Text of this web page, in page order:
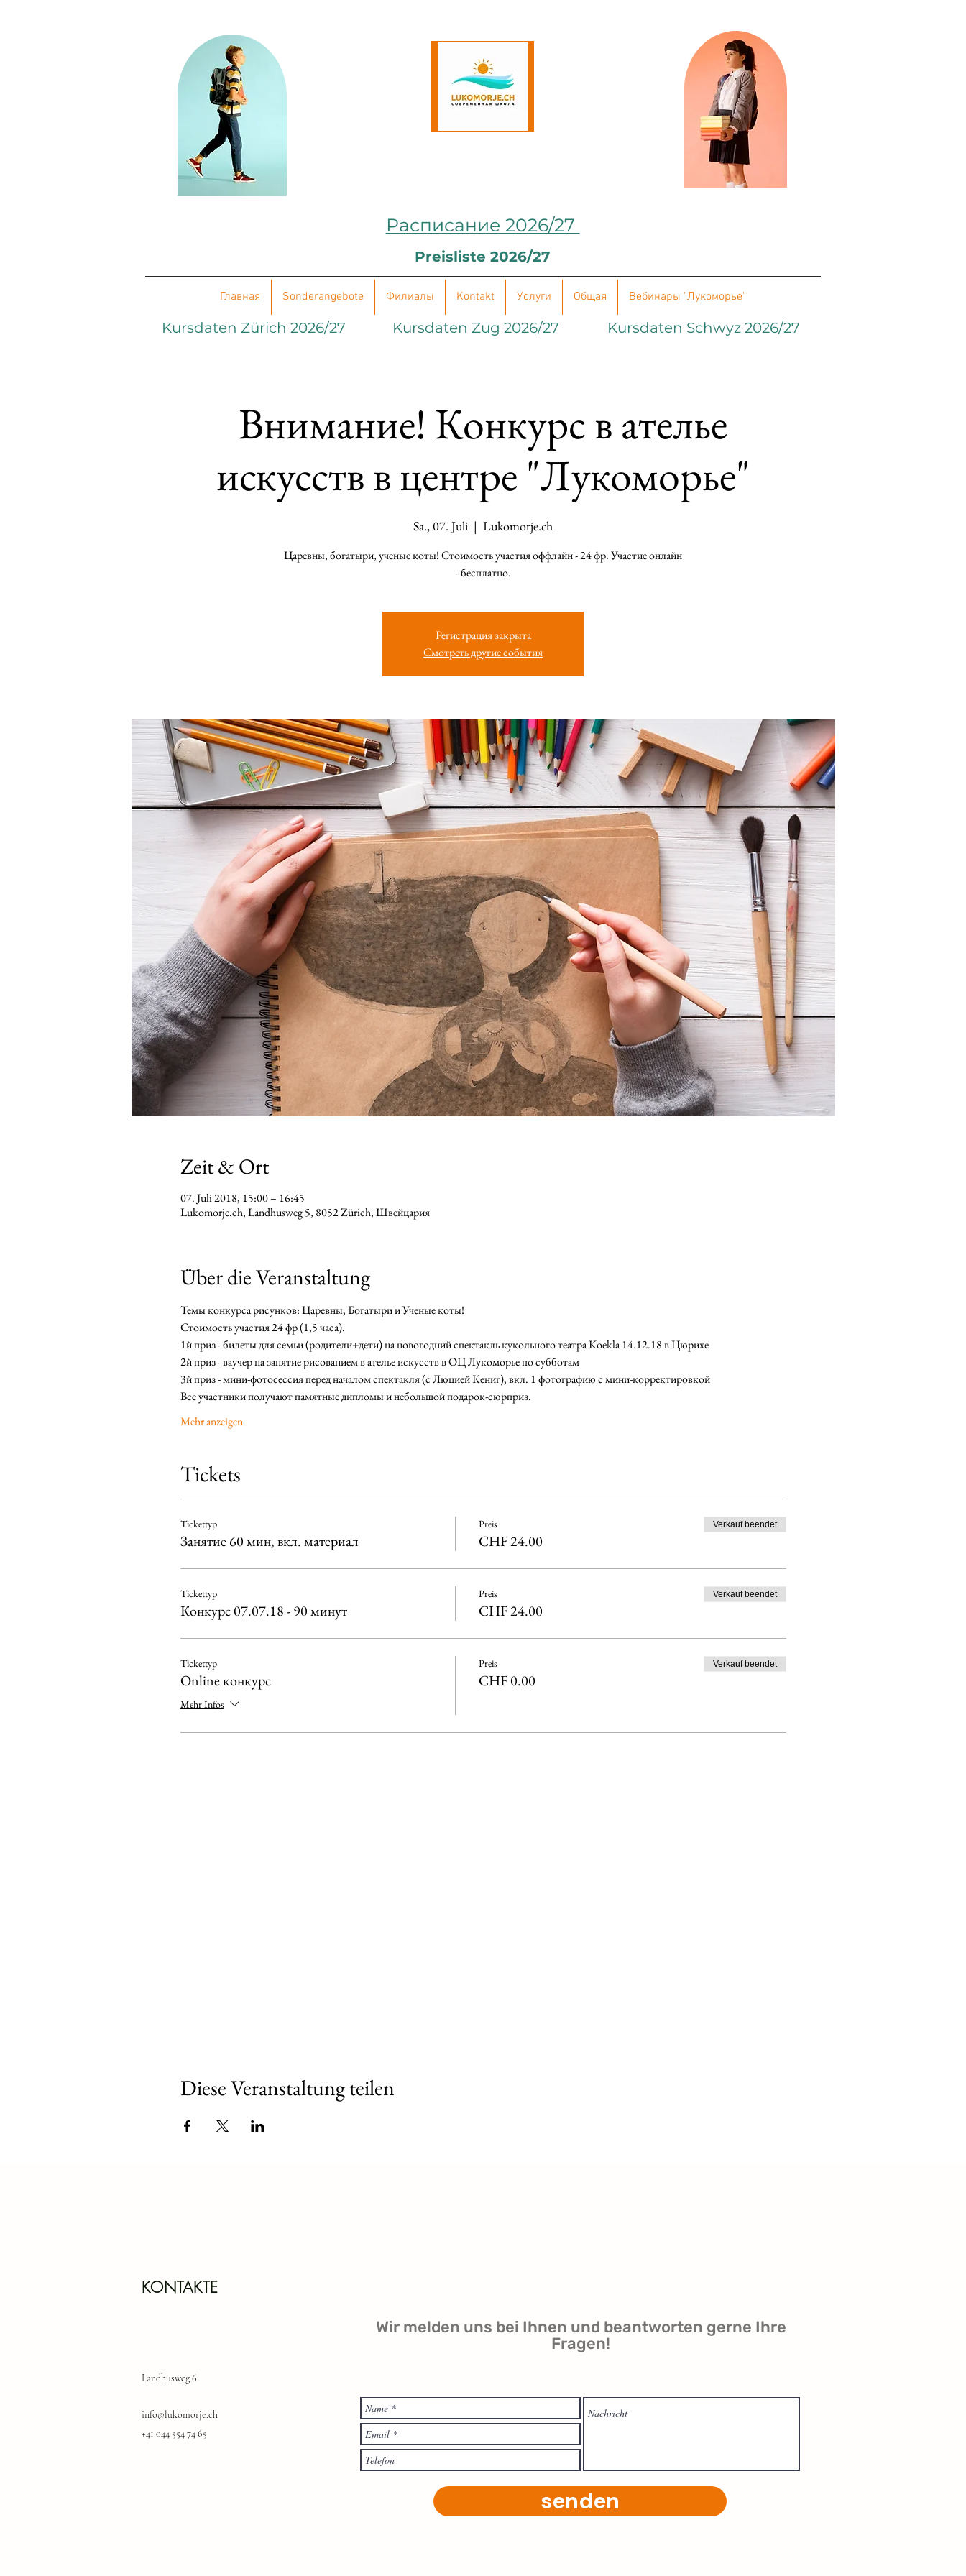
Расписание 2026/27
Preisliste 2026/27
Главная Sonderangebote Филиалы Kontakt Услуги Общая Вебинары "Лукоморье"
Kursdaten Zürich 2026/27 Kursdaten Zug 2026/27 Kursdaten Schwyz 2026/27
Внимание! Конкурс в ателье
искусств в центре "Лукоморье"
Sa., 07. Juli
  |
Lukomorje.ch
Царевны, богатыри, ученые коты! Стоимость участия оффлайн - 24 фр. Участие онлайн
- бесплатно.
Регистрация закрыта
Смотреть другие события
Zeit & Ort
07. Juli 2018, 15:00 – 16:45
Lukomorje.ch, Landhusweg 5, 8052 Zürich, Швейцария
Über die Veranstaltung
Темы конкурса рисунков: Царевны, Богатыри и Ученые коты!
Стоимость участия 24 фр (1,5 часа).
1й приз - билеты для семьи (родители+дети) на новогодний спектакль кукольного театра Koekla 14.12.18 в Цюрихе
2й приз - ваучер на занятие рисованием в ателье искусств в ОЦ Лукоморье по субботам
3й приз - мини-фотосессия перед началом спектакля (с Люцией Кениг), вкл. 1 фотографию с мини-корректировкой
Все участники получают памятные дипломы и небольшой подарок-сюрприз.
Mehr anzeigen
Tickets
Tickettyp
Занятие 60 мин, вкл. материал
Preis
CHF 24.00
Verkauf beendet
Tickettyp
Конкурс 07.07.18 - 90 минут
Preis
CHF 24.00
Verkauf beendet
Tickettyp
Online конкурс
Mehr Infos
Preis
CHF 0.00
Verkauf beendet
Diese Veranstaltung teilen
KONTAKTE
Wir melden uns bei Ihnen und beantworten gerne Ihre
Fragen!
Landhusweg 6
info@lukomorje.ch
senden
+41 044 554 74 65